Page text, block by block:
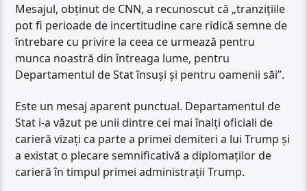
Mesajul, obținut de CNN, a recunoscut că „tranzițiile
pot fi perioade de incertitudine care ridică semne de
întrebare cu privire la ceea ce urmează pentru
munca noastră din întreaga lume, pentru
Departamentul de Stat însuși și pentru oamenii săi”.
Este un mesaj aparent punctual. Departamentul de
Stat i-a văzut pe unii dintre cei mai înalți oficiali de
carieră vizați ca parte a primei demiteri a lui Trump și
a existat o plecare semnificativă a diplomaților de
carieră în timpul primei administrații Trump.